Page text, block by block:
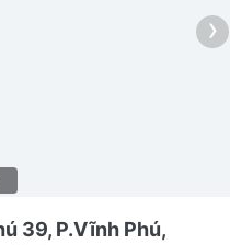
›
39, P.Vĩnh Phú,